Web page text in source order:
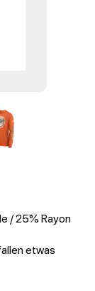
/ 25% Rayon
etwas